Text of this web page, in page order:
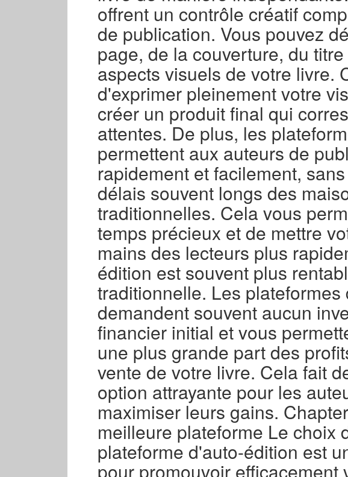
offrent un contrôle créatif
de publication. Vous pouvez
page, de la couverture, du
aspects visuels de votre livre.
d'exprimer pleinement votre
créer un produit final qui
attentes. De plus, les
permettent aux auteurs de
rapidement et facilement,
délais souvent longs des
traditionnelles. Cela vous
temps précieux et de mettre
mains des lecteurs plus
édition est souvent plus
traditionnelle. Les
demandent souvent aucun
financier initial et vous
une plus grande part des
vente de votre livre. Cela fait
option attrayante pour les
maximiser leurs gains.
meilleure plateforme Le choix
plateforme d'auto-édition est
pour promouvoir efficacement